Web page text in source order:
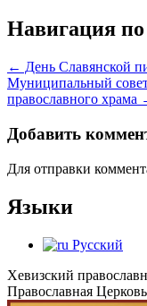
Навигация
← День Славянской
Муниципальный совет
православного храма
Добавить
Для отправки
Языки
Русский
Хевизский
Православная